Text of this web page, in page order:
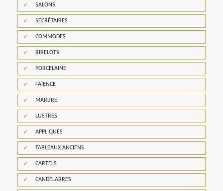
SALONS
SECRÉTAIRES
COMMODES
BIBELOTS
PORCELAINE
FAÏENCE
MARBRE
LUSTRES
APPLIQUES
TABLEAUX ANCIENS
CARTELS
CANDELABRES